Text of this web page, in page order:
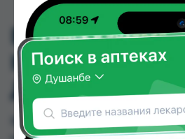
ВИТА МИШКИ
КАЛЬЦИЙ +
Д3№60
ВИТА МИШКИ КАЛЬЦИЙ +